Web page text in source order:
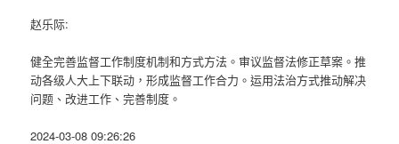
赵乐际:
健全完善监督工作制度机制和方式方法。审议监督法修正草案。推
动各级人大上下联动，形成监督工作合力。运用法治方式推动解决
问题、改进工作、完善制度。
2024-03-08 09:26:26